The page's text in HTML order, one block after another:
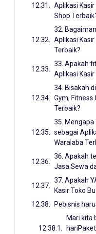
Aplikasi
Shop
32.
Aplikasi
Terbaik?
33. Apakah
Aplikasi
34. Bisakah
Gym, Fitness
Terbaik?
35. Mengapa
sebagai
Waralaba
36. Apakah
Jasa Sewa
37. Apakah
Kasir Toko
Pebisnis
Mari kita